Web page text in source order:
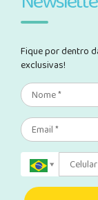
Fique por dentro
exclusivas!